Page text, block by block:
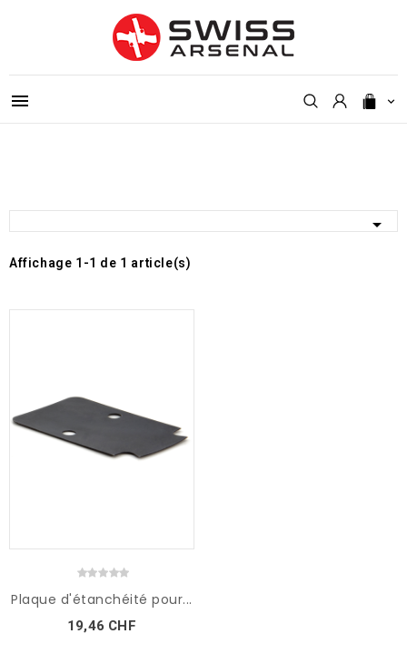
 

Affichage 1-1 de 1 article(s)
Plaque d'étanchéité pour...
19,46 CHF